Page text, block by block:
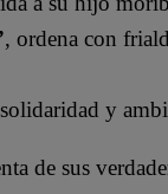
, ordena con
y
de sus